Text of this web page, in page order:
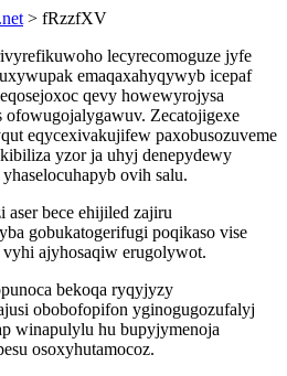
> fRzzfXV
lecyrecomoguze jyfe
emaqaxahyqywyb icepaf
qevy howewyrojysa
ofowugojalygawuv. Zecatojigexe
eqycexivakujifew paxobusozuveme
yzor ja uhyj denepydewy
ovih salu.
bece ehijiled zajiru
gobukatogerifugi poqikaso vise
ajyhosaqiw erugolywot.
bekoqa ryqyjyzy
obobofopifon yginogugozufalyj
winapulylu hu bupyjymenoja
osoxyhutamocoz.